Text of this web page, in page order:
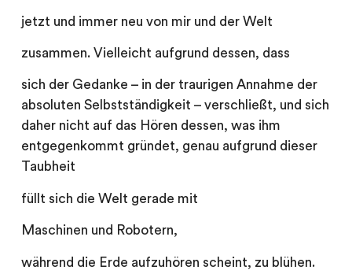
jetzt und immer neu von mir und der Welt
zusammen. Vielleicht aufgrund dessen, dass
sich der Gedanke – in der traurigen Annahme der
absoluten Selbstständigkeit – verschließt, und sich
daher nicht auf das Hören dessen, was ihm
entgegenkommt gründet, genau aufgrund dieser
Taubheit
füllt sich die Welt gerade mit
Maschinen und Robotern,
während die Erde aufzuhören scheint, zu blühen.